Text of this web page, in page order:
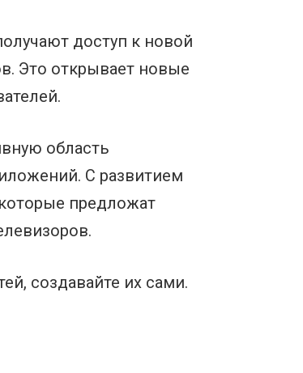
доступ к новой
Это открывает новые
область
С развитием
предложат
создавайте их сами.